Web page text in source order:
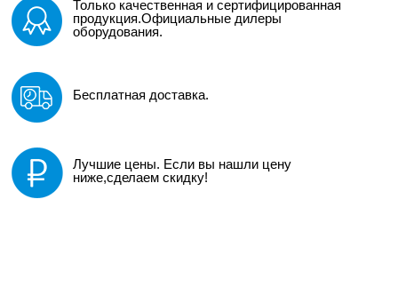
Только качественная и сертифицированная
продукция.Официальные дилеры
оборудования.
Бесплатная доставка.
Лучшие цены. Если вы нашли цену
ниже,сделаем скидку!